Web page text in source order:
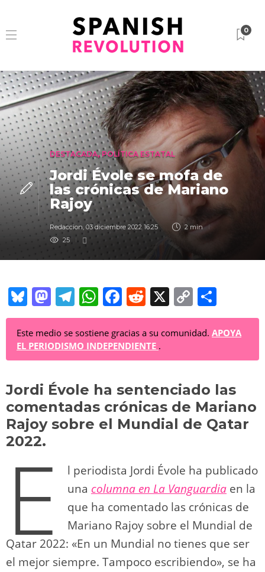
0
DESTACADA,POLÍTICA ESTATAL
Jordi Évole se mofa de
las crónicas de Mariano
Rajoy
Redaccion, 03 diciembre 2022 16:25
2 min
25
Bl
u
e
sk
y
M
a
st
o
d
o
n
T
el
e
gr
a
m
W
h
at
s
A
p
p
F
a
c
e
b
o
o
R
e
d
di
t
X
C
o
p
y
Li
n
k
o
m
p
ar
tir
Este medio se sostiene gracias a su comunidad. APOYA
EL PERIODISMO INDEPENDIENTE .
Jordi Évole ha sentenciado las
comentadas crónicas de Mariano
Rajoy sobre el Mundial de Qatar
2022.
E
l periodista Jordi Évole ha publicado
una columna en La Vanguardiaen la
que ha comentado las crónicas de
Mariano Rajoy sobre el Mundial de
Qatar 2022: «En un Mundial no tienes que ser
el mejor siempre. Tampoco escribiendo», se ha